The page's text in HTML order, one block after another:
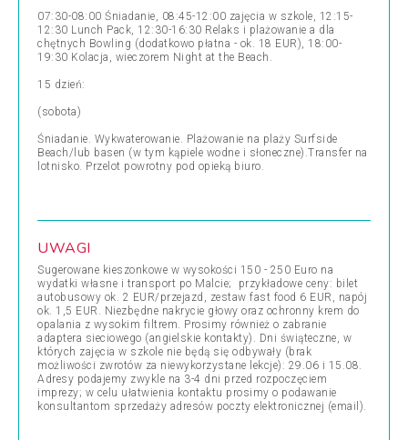
07:30-08:00 Śniadanie, 08:45-12:00 zajęcia w szkole, 12:15-
12:30 Lunch Pack, 12:30-16:30 Relaks i plażowanie a dla
chętnych Bowling (dodatkowo płatna - ok. 18 EUR), 18:00-
19:30 Kolacja, wieczorem Night at the Beach.
15 dzień:
(sobota)
Śniadanie. Wykwaterowanie. Plażowanie na plaży Surfside
Beach/lub basen (w tym kąpiele wodne i słoneczne).Transfer na
lotnisko. Przelot powrotny pod opieką biuro.
UWAGI
Sugerowane kieszonkowe w wysokości 150 - 250 Euro na
wydatki własne i transport po Malcie; przykładowe ceny: bilet
autobusowy ok. 2 EUR/przejazd, zestaw fast food 6 EUR, napój
ok. 1,5 EUR. Niezbędne nakrycie głowy oraz ochronny krem do
opalania z wysokim filtrem. Prosimy również o zabranie
adaptera sieciowego (angielskie kontakty). Dni świąteczne, w
których zajęcia w szkole nie będą się odbywały (brak
możliwości zwrotów za niewykorzystane lekcje): 29.06 i 15.08.
Adresy podajemy zwykle na 3-4 dni przed rozpoczęciem
imprezy; w celu ułatwienia kontaktu prosimy o podawanie
konsultantom sprzedaży adresów poczty elektronicznej (email).